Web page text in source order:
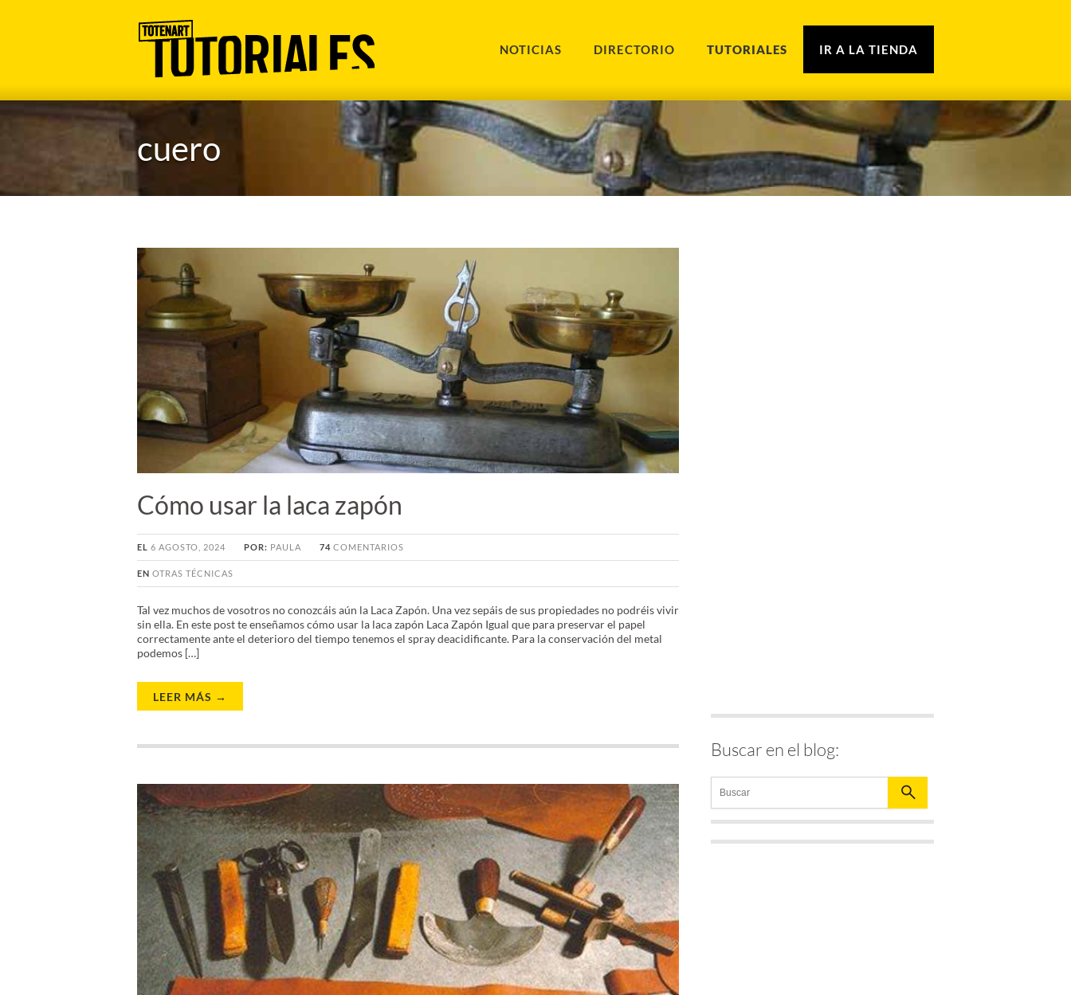
NOTICIAS DIRECTORIO TUTORIALES IR A LA TIENDA
cuero
Cómo usar la laca zapón
EL 6 AGOSTO, 2024 POR: PAULA 74 COMENTARIOS
EN OTRAS TÉCNICAS
Tal vez muchos de vosotros no conozcáis aún la Laca Zapón. Una vez sepáis de sus propiedades no podréis vivir
sin ella. En este post te enseñamos cómo usar la laca zapón Laca Zapón Igual que para preservar el papel
correctamente ante el deterioro del tiempo tenemos el spray deacidificante. Para la conservación del metal
podemos […]
LEER MÁS →
Buscar en el blog: